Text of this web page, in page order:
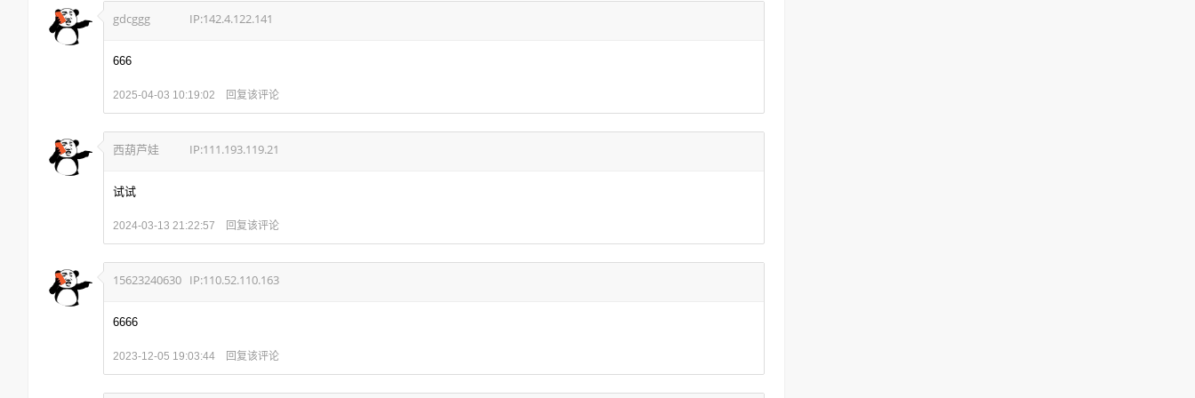
gdcggg IP:142.4.122.141
666
2025-04-03 10:19:02 回复该评论
西葫芦娃 IP:111.193.119.21
试试
2024-03-13 21:22:57 回复该评论
15623240630 IP:110.52.110.163
6666
2023-12-05 19:03:44 回复该评论